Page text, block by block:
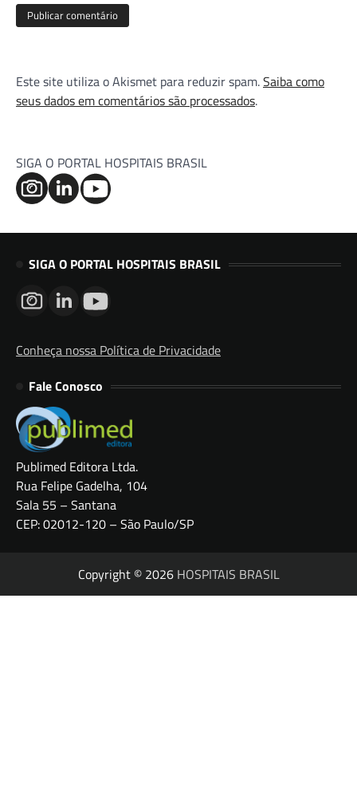
Este site utiliza o Akismet para reduzir spam.Saiba como
seus dados em comentários são processados.
SIGA O PORTAL HOSPITAIS BRASIL
SIGA O PORTAL HOSPITAIS BRASIL
Conheça nossa Política de Privacidade
Fale Conosco
Publimed Editora Ltda.
Rua Felipe Gadelha, 104
Sala 55 – Santana
CEP: 02012-120 – São Paulo/SP
Copyright © 2026 HOSPITAIS BRASIL